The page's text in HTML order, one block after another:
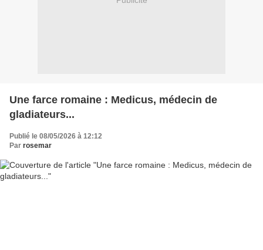
Une farce romaine : Medicus, médecin de
gladiateurs...
Publié le 08/05/2026 à 12:12
Par rosemar